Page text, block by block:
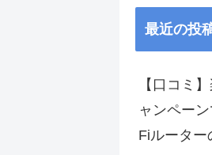
最近の投
【口コミ
ャンペー
Fiルーター